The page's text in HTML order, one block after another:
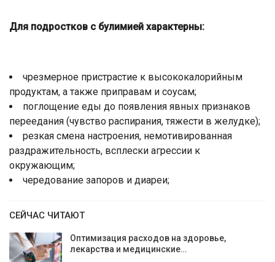
Для подростков с булимией характерны:
чрезмерное пристрастие к высо­кокалорийным
продуктам, а также при­правам и соусам;
поглощение еды до появления явных признаков
переедания (чувство распирания, тяжести в желудке);
резкая смена настроения, немоти­вированная
раздражительность, вспле­ски агрессии к
окружающим;
чередование запоров и диареи;
СЕЙЧАС ЧИТАЮТ
Оптимизация расходов на здоровье,
лекарства и медицинские…